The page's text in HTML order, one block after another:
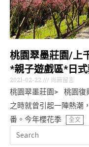
桃園翠墨莊園/上
*親子遊戲區*日
2021-02-22 尚無留言
桃園翠墨莊園> 桃園復
之時就曾引起一陣熱潮
番。今年櫻花季
全文